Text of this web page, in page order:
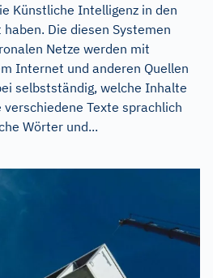
Künstliche Intelligenz in den
Die diesen Systemen
Netze werden mit
Internet und anderen Quellen
selbstständig, welche Inhalte
Texte sprachlich
Wörter und...